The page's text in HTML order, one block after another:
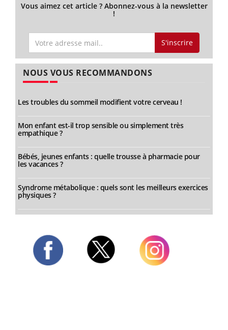
Vous aimez cet article ? Abonnez-vous à la newsletter
!
S'inscrire
NOUS VOUS RECOMMANDONS
Les troubles du sommeil modifient votre cerveau !
Mon enfant est-il trop sensible ou simplement très
empathique ?
Bébés, jeunes enfants : quelle trousse à pharmacie pour
les vacances ?
Syndrome métabolique : quels sont les meilleurs exercices
physiques ?